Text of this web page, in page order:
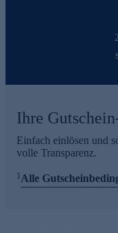
Ihre
Einfach einlösen und
volle Transparenz.
1Alle